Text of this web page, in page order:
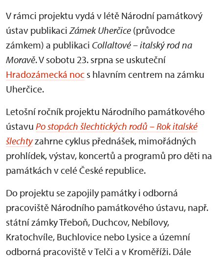
V rámci projektu vydá v létě Národní památkový
ústav publikaciZámek Uherčice (průvodce
zámkem) a publikaci Collaltové – italský rod na
Moravě. V sobotu 23. srpna se uskuteční
Hradozámecká noc s hlavním centrem na zámku
Uherčice.
Letošní ročník projektu Národního památkového
ústavu Po stopách šlechtických rodů – Rok italské
šlechtyzahrne cyklus přednášek, mimořádných
prohlídek, výstav, koncertů a programů pro děti na
památkách v celé České republice.
Do projektu se zapojily památky i odborná
pracoviště Národního památkového ústavu, např.
státní zámky Třeboň, Duchcov, Nebílovy,
Kratochvíle, Buchlovice nebo Lysice a územní
odborná pracoviště v Telči a v Kroměříži. Dále